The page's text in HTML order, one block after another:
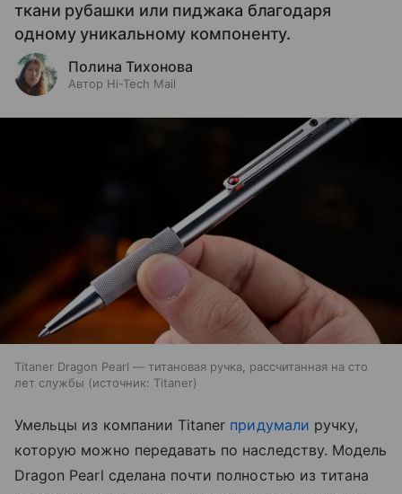
ткани рубашки или пиджака благодаря
одному уникальному компоненту.
Полина Тихонова
Автор Hi-Tech Mail
Titaner Dragon Pearl — титановая ручка, рассчитанная на сто
лет службы
источник: Titaner
Умельцы из компании Titaner придумали ручку,
которую можно передавать по наследству. Модель
Dragon Pearl сделана почти полностью из титана